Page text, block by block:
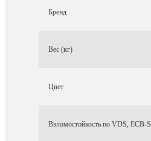
Бренд
Вес (кг)
Цвет
Взломостойкость по VDS, ECB-S